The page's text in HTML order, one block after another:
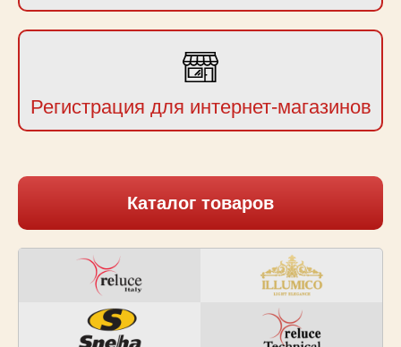
Регистрация для интернет-магазинов
Каталог товаров